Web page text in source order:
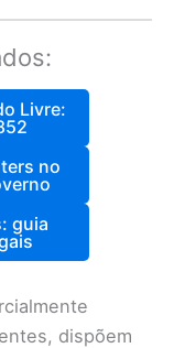
Livre:
no
guia
dispõem